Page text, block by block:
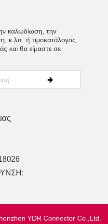
καλωδίωση, την
κ.λπ. ή τιμοκατάλογος,
και θα είμαστε σε
YDR Connector Co.,Ltd.